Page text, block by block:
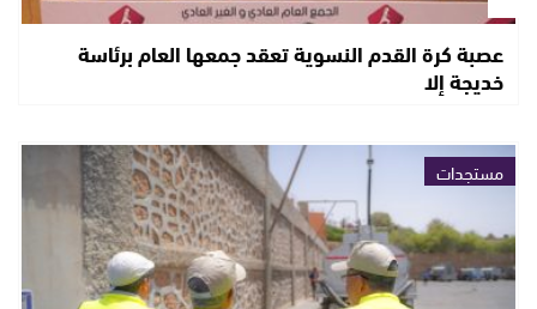
عصبة كرة القدم النسوية تعقد جمعها العام برئاسة
خديجة إلا
مستجدات